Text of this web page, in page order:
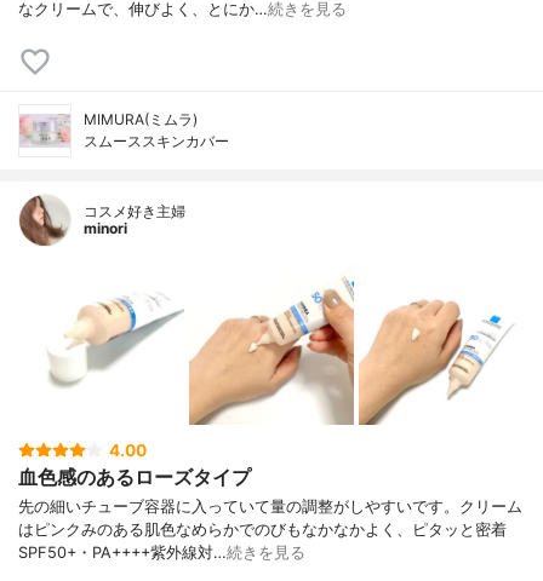
なクリームで、伸びよく、とにか…続きを見る
MIMURA(ミムラ)
スムーススキンカバー
コスメ好き主婦
minori
4.00
血色感のあるローズタイプ
先の細いチューブ容器に入っていて量の調整がしやすいです。クリーム
はピンクみのある肌色なめらかでのびもなかなかよく、ピタッと密着
SPF50+・PA++++紫外線対…続きを見る